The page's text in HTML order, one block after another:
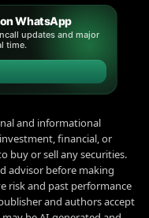
WhatsApp
updates and major
time.
and informational
financial, or
buy or sell any securities.
advisor before making
risk and past performance
and authors accept